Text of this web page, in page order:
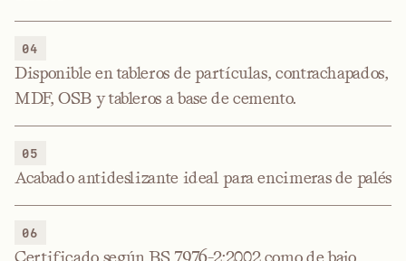
04
Disponible en tableros de partículas, contrachapados,
MDF, OSB y tableros a base de cemento.
05
Acabado antideslizante ideal para encimeras de palés
06
Certificado según BS 7976-2:2002 como de bajo